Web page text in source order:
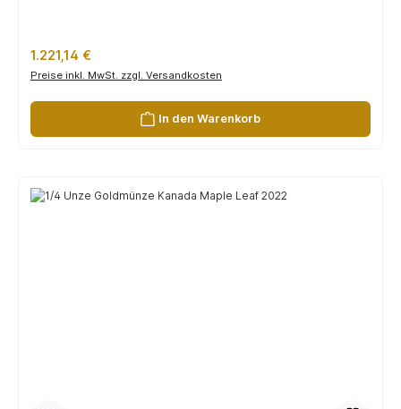
Regulärer Preis:
1.221,14 €
Preise inkl. MwSt. zzgl. Versandkosten
In den Warenkorb